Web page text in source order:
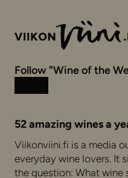
Follow "Wine of the
52 amazing wines a
Viikonviini.fi is a media
everyday wine lovers. It
the question: What wine